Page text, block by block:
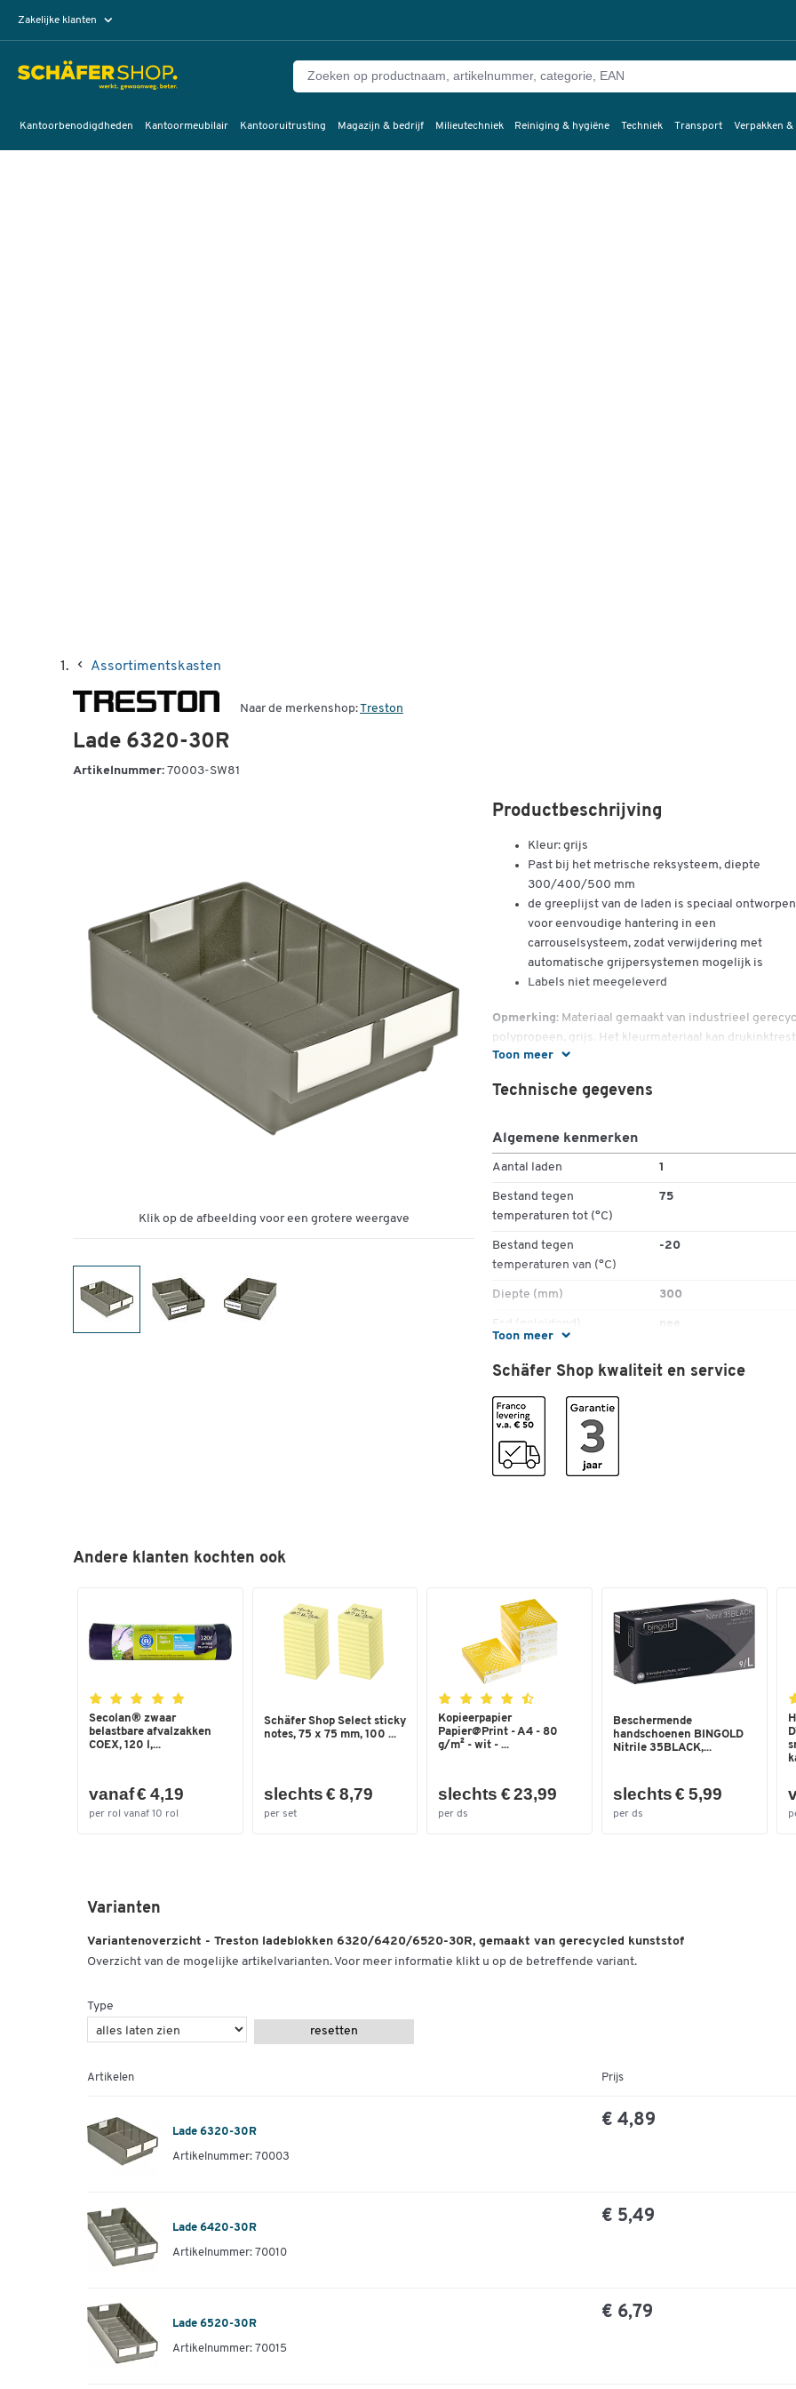
Zakelijke klanten
Kantoorbenodigdheden Kantoormeubilair Kantooruitrusting Magazijn & bedrijf Milieutechniek Reiniging & hygiëne Techniek Transport Verpakken &
Assortimentskasten
Naar de merkenshop:Treston
Lade 6320-30R
Artikelnummer: 70003-SW81
Klik op de afbeelding voor een grotere weergave
Toon meer
Productbeschrijving
Kleur: grijs
Past bij het metrische reksysteem, diepte
300/400/500 mm
de greeplijst van de laden is speciaal ontworpen
voor eenvoudige hantering in een
carrouselsysteem, zodat verwijdering met
automatische grijpersystemen mogelijk is
Labels niet meegeleverd
Opmerking: Materiaal gemaakt van industrieel
polypropeen, grijs. Het kleurmateriaal kan
bevatten, waardoor kleurverschillen kunnen ontstaan.
Toon meer
Technische gegevens
Algemene kenmerken
Aantal laden 1
Bestand tegen
temperaturen tot (°C)
75
Bestand tegen
temperaturen van (°C)
-20
Diepte (mm) 300
Esd (geleidend)
Inhoud (l)
Inhoud (liter) per lade
Ladebreedte inw. (mm)
Ladehoogte uitw. (mm) 80
Materiaal polystyreen
Materiaal laden kunststof PP
Stapelbaar
Type 6320-30R
Kleuren
Schäfer Shop kwaliteit en service
Andere klanten kochten ook
Secolan® zwaar
belastbare afvalzakken
COEX, 120 l,...
vanaf € 4,19
per rol vanaf 10 rol
Schäfer Shop Select sticky
notes, 75 x 75 mm, 100 ...
slechts € 8,79
per set
Kopieerpapier
Papier@Print - A4 - 80
g/m² - wit - ...
slechts € 23,99
per ds
Beschermende
handschoenen BINGOLD
Nitrile 35BLACK,...
slechts € 5,99
per ds
Varianten
Variantenoverzicht - Treston ladeblokken 6320/6420/6520-30R, gemaakt van gerecycled kunststof
Overzicht van de mogelijke artikelvarianten. Voor meer informatie klikt u op de betreffende variant.
Type
resetten
Artikelen Prijs
Lade 6320-30R
Artikelnummer: 70003
€ 4,89
Lade 6420-30R
Artikelnummer: 70010
€ 5,49
Lade 6520-30R
Artikelnummer: 70015
€ 6,79